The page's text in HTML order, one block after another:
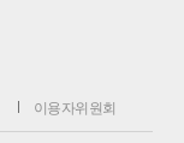
이용자위원회